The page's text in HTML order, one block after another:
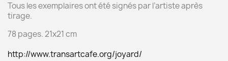
Tous les exemplaires ont été signés par l’artiste après
tirage.
78 pages. 21x21 cm
http://www.transartcafe.org/joyard/